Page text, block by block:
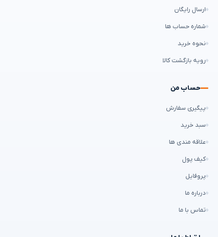
ارسال رایگان
شماره حساب ها
نحوه خرید
رویه بازگشت کالا
حساب من
پیگیری سفارش
سبد خرید
علاقه مندی ها
کیف پول
پروفایل
درباره ما
تماس با ما